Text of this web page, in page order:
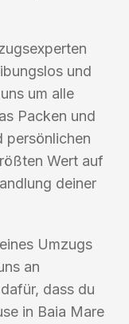
und
um alle
Packen und
persönlichen
Wert auf
deiner
Umzugs
an
dass du
in Baia Mare